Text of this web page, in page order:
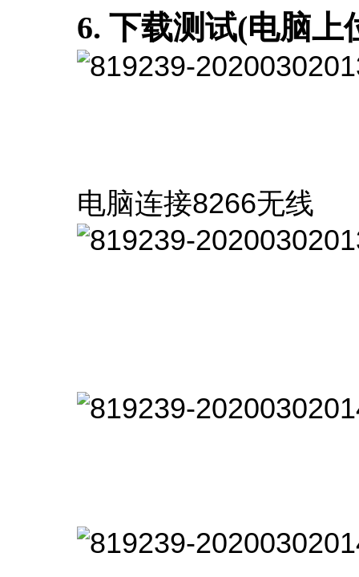
6. 下载测试(电脑上
电脑连接8266无线